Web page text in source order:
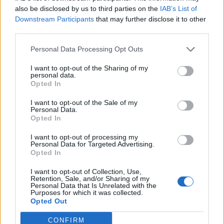
also be disclosed by us to third parties on the IAB’s List of
Downstream Participants that may further disclose it to other
Personal Data Processing Opt Outs
I want to opt-out of the Sharing of my
personal data.
Opted In
I want to opt-out of the Sale of my
Personal Data.
Opted In
I want to opt-out of processing my
Personal Data for Targeted Advertising.
Opted In
I want to opt-out of Collection, Use,
Retention, Sale, and/or Sharing of my
Personal Data that Is Unrelated with the
Purposes for which it was collected.
Opted Out
CONFIRM
Polises izmaksas vienai personai līdz 60 gadu
vecumam, kas nenodarbojas ar riskantiem fizisko
aktivitāšu veidiem, ir no 39 eiro, izvēloties segumu
“Drošais”, un no 78 eiro, izvēloties segumu
polisi ar kādu no šiem segumiem, BALTA iepriecinās
savus klientus ar dāvanu – trīs mēnešu abonementu
žurnālam “Ilustrētā Zinātne”, “Ilustrētā Vēsture” vai
“Ilustrētā Junioriem” pēc jūsu izvēles. Lai uzzinātu
pāris vienkāršu darbību: jānorāda apdrošināmo
personu skaits un vecums, kā arī jāatzīmē, ar kādām
fiziskām aktivitātēm persona nodarbojas.
Abu veidu polisēs iekļautas atpūtas aktivitātes, ar
kuram nodarbojamies ikdienā: piemēram,
braukšana ar riteni, distanču un kalnu slēpošana,